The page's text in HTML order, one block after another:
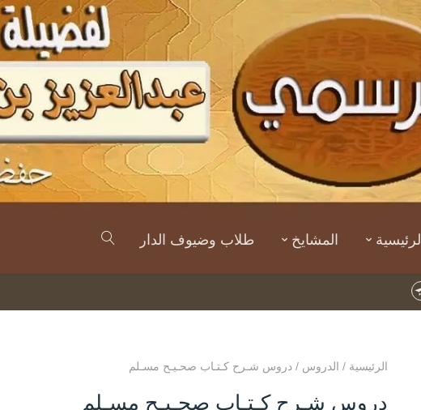
الرئيسية المشايخ طلاب وضيوف الدار
الرئيسية / الدروس / دروس شـرح كـتـاب صحـيـح مسـلم
دروس شـرح كـتـاب صحـيـح مسـلم